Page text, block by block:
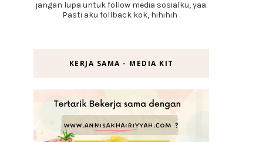
jangan lupa untuk follow media sosialku, yaa.
Pasti aku follback kok, hihihih .
KERJA SAMA - MEDIA KIT